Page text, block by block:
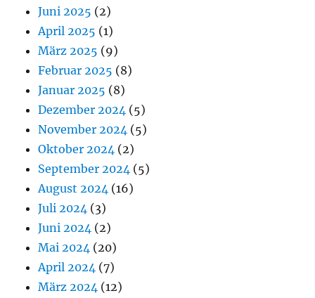
Juni 2025 (2)
April 2025 (1)
März 2025 (9)
Februar 2025 (8)
Januar 2025 (8)
Dezember 2024 (5)
November 2024 (5)
Oktober 2024 (2)
September 2024 (5)
August 2024 (16)
Juli 2024 (3)
Juni 2024 (2)
Mai 2024 (20)
April 2024 (7)
März 2024 (12)